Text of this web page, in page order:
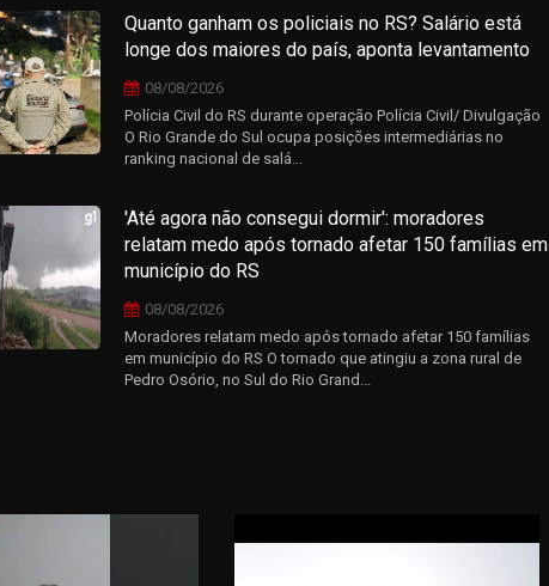
Quanto ganham os policiais no RS? Salário está
longe dos maiores do país, aponta levantamento
08/08/2026
Polícia Civil do RS durante operação Polícia Civil/ Divulgação
O Rio Grande do Sul ocupa posições intermediárias no
ranking nacional de salá...
'Até agora não consegui dormir': moradores
relatam medo após tornado afetar 150 famílias em
município do RS
08/08/2026
Moradores relatam medo após tornado afetar 150 famílias
em município do RS O tornado que atingiu a zona rural de
Pedro Osório, no Sul do Rio Grand...